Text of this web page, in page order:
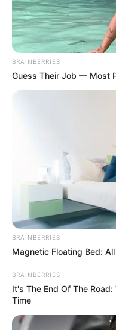
weitere Umgebung:
Berlin:
Der
Berlin
Im
seiner
exotischen
Sehenswürdigkeiten der
Als
seinen 15 riesigen
BRAINBERRIES
Guess Their Job — Most
BRAINBERRIES
Magnetic Floating Bed:
BRAINBERRIES
It's The End Of The
Time